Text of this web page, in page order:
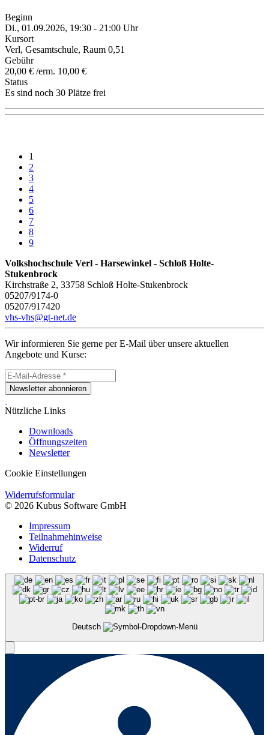
Beginn
Di., 01.09.2026, 19:30 - 21:00 Uhr
Kursort
Verl, Gesamtschule, Raum 0,51
Gebühr
20,00 € /erm. 10,00 €
Status
Es sind noch 30 Plätze frei
1
2
3
4
5
6
7
8
9
Volkshochschule Verl - Harsewinkel - Schloß Holte-
Stukenbrock
Kirchstraße 2, 33758 Schloß Holte-Stukenbrock
05207/9174-0
05207/917420
vhs-vhs@gt-net.de
Wir informieren Sie gerne per E-Mail über unsere aktuellen
Angebote und Kurse:
Newsletter abonnieren
Nützliche Links
Downloads
Öffnungszeiten
Newsletter
Cookie Einstellungen
Widerrufsformular
© 2026 Kubus Software GmbH
Impressum
Teilnahmehinweise
Widerruf
Datenschutz
Deutsch